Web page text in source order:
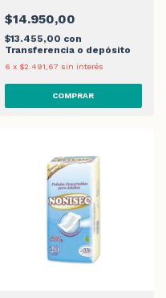
$14.950,00
$13.455,00 con
Transferencia o depósito
6 x $2.491,67 sin interés